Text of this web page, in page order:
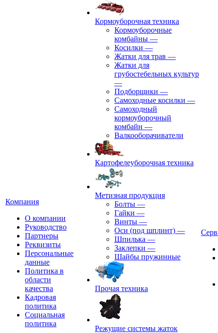
Компания
О компании
Руководство
Партнеры
Реквизиты
Персональные
данные
Политика в
области
качества
Кадровая
политика
Социальная
политика
Кормоуборочная техника
Кормоуборочные
комбайны —
Косилки —
Жатки для трав —
Жатки для
грубостебельных культур
—
Подборщики —
Самоходные косилки —
Самоходный
кормоуборочный
комбайн —
Валкооборачиватели
Картофелеуборочная техника
Метизная продукция
Болты —
Гайки —
Винты —
Оси (под шплинт) —
Шпилька —
Заклепки —
Шайбы пружинные
Прочая техника
Режущие системы жаток